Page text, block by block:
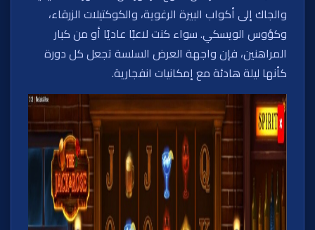
والجاك إلى أكواب البيرة الرغوية، والكوكتيلات الزرقاء،
وكؤوس الويسكي. سواء كنت لاعبًا عاديًا أو من كبار
المراهنين، فإن واجهة العرض السلسة تجعل كل دورة
كأنها ليلة هادئة مع إمكانيات انفجارية.